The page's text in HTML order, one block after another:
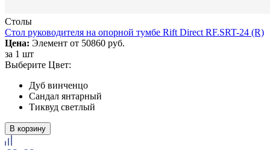
Столы
Стол руководителя на опорной тумбе Rift Direct RF.SRT-24 (R)
Цена: Элемент от 50860 руб.
за 1 шт
Выберите Цвет:
Дуб винченцо
Сандал янтарный
Тиквуд светлый
В корзину